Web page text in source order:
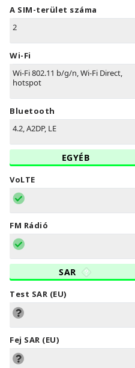
A SIM-terület száma
2
Wi-Fi
Wi-Fi 802.11 b/g/n, Wi-Fi Direct,
hotspot
Bluetooth
4.2, A2DP, LE
EGYÉB
VoLTE
FM Rádió
SAR
Test SAR (EU)
Fej SAR (EU)